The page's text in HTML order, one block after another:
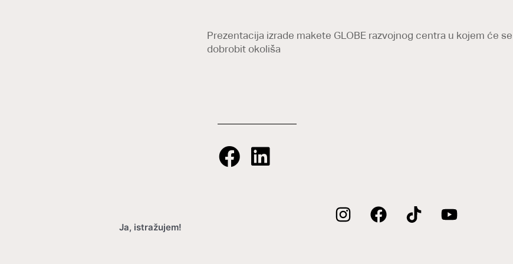
Prezentacija izrade makete GLOBE razvojnog centra u kojem će
dobrobit okoliša
Ja, istražujem!